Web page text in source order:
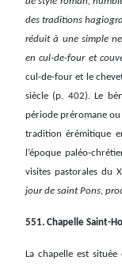
des traditions
réduit à une simple
en cul-de-four et
cul-de-four et le
siècle (p. 402). Le
période préromane
tradition érémitique
l’époque paléo-
visites pastorales du
jour de saint Pons,
551. Chapelle Saint-
La chapelle est située